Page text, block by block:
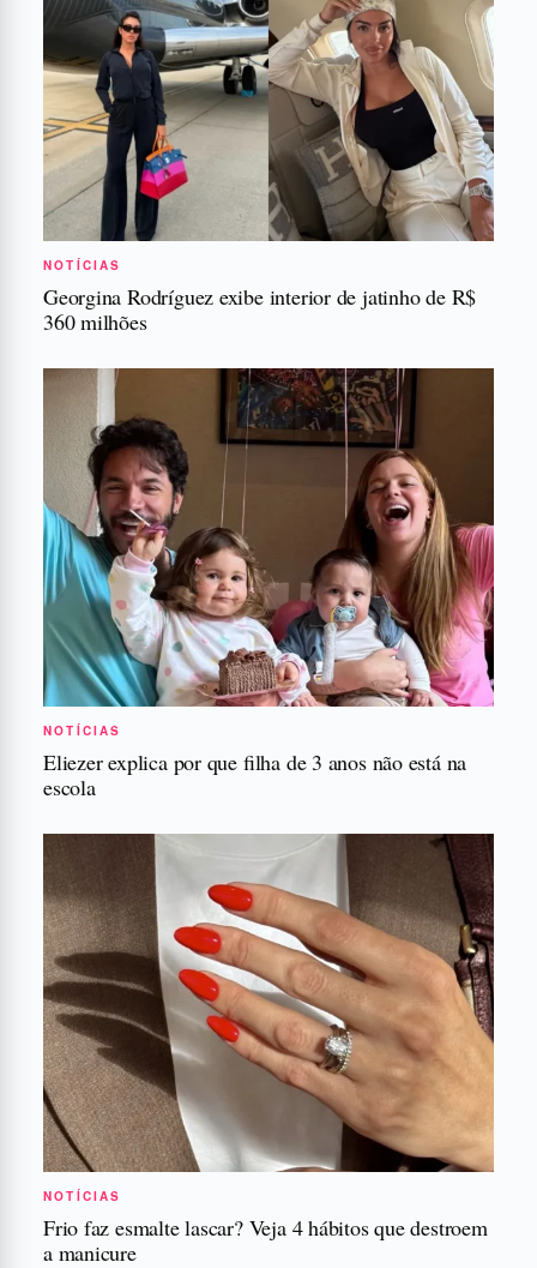
NOTÍCIAS
Georgina Rodríguez exibe interior de jatinho de R$
360 milhões
NOTÍCIAS
Eliezer explica por que filha de 3 anos não está na
escola
NOTÍCIAS
Frio faz esmalte lascar? Veja 4 hábitos que destroem
a manicure